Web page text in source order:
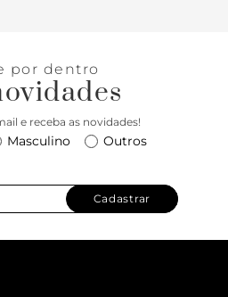
combina com
e altamente comfy! É simples
por dentro
e receba as novidades!
Masculino Outros
Cadastrar